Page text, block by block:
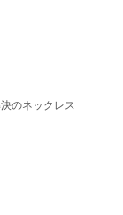
のネックレス